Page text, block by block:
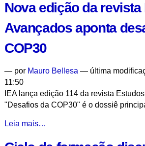
e
Goeldi
documento
propostas
para
proteger
a
foz
Amazonas
Nova edição da
Avançados aponta
COP30
— por Mauro Bellesa — última
11:50
IEA lança edição 114 da revista
"Desafios da COP30" é o dossiê
Nova
Leia mais…